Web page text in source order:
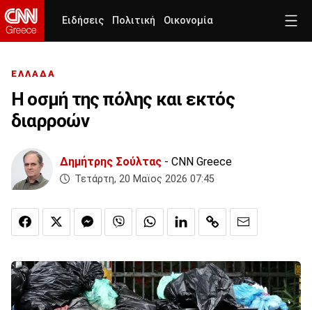
Ειδήσεις Πολιτική Οικονομία
ΕΛΛΑΔΑ
Η οσμή της πόλης και εκτός
διαρροών
Δημήτρης Σούλτας - CNN Greece
Τετάρτη, 20 Μαϊος 2026 07:45